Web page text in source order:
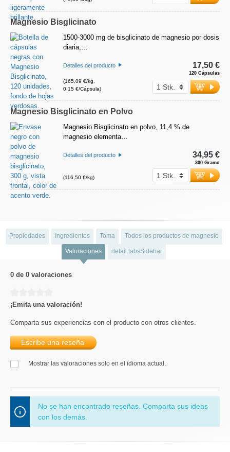
Magnesio Bisglicinato
1500-3000 mg de bisglicinato de magnesio por dosis
diaria,…
Detalles del producto
(165,09 €/kg,
0,15 €/Cápsula)
120 Cápsulas
17,50 €
Magnesio Bisglicinato en Polvo
Magnesio Bisglicinato en polvo, 11,4 % de
magnesio elementa…
Detalles del producto
(116,50 €/kg)
300 Gramo
34,95 €
Propiedades Ingredientes Toma Todos los productos de magnesio
Valoraciones detail.tabsSidebar
0 de 0 valoraciones
¡Emita una valoración!
Comparta sus experiencias con el producto con otros clientes.
Escribe una reseña
Mostrar las valoraciones solo en el idioma actual.
No se han encontrado reseñas. Comparta sus ideas
con los demás.